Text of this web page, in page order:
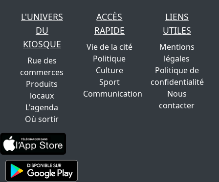
L'UNIVERS
DU
KIOSQUE
Rue des
commerces
Produits
locaux
L'agenda
Où sortir
ACCÈS
RAPIDE
Vie de la cité
Politique
Culture
Sport
Communication
LIENS
UTILES
Mentions
légales
Politique de
confidentialité
Nous
contacter